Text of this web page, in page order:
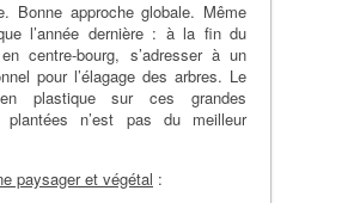
Bonne approche globale. Même
l’année dernière : à la fin du
centre-bourg, s’adresser à un
pour l’élagage des arbres. Le
plastique sur ces grandes
plantées n’est pas du meilleur
paysager et végétal :